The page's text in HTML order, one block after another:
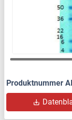
Produktnummer